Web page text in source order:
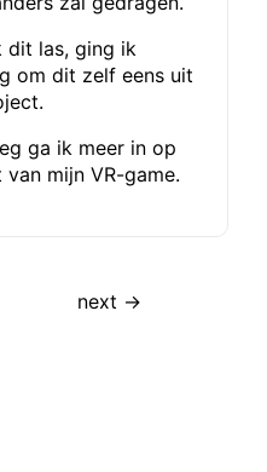
dit las, ging ik
om dit zelf eens uit
ga ik meer in op
mijn VR-game.
next →